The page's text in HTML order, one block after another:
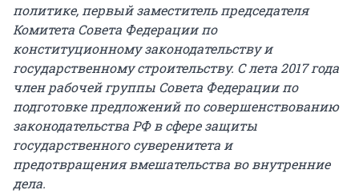
политике, первый заместитель председателя
Комитета Совета Федерации по
конституционному законодательству и
государственному строительству. С лета 2017 года
член рабочей группы Совета Федерации по
подготовке предложений по совершенствованию
законодательства РФ в сфере защиты
государственного суверенитета и
предотвращения вмешательства во внутренние
дела.